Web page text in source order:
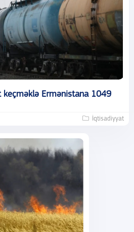
keçməklə Ermənistana 1049
İqtisadiyyat